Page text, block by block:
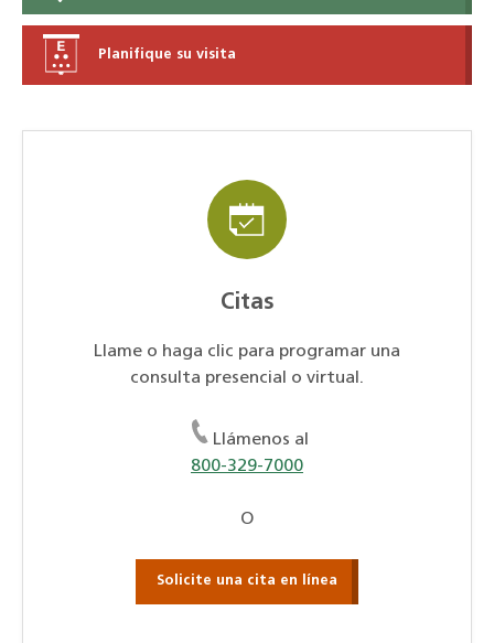
Planifique su visita
Citas
Llame o haga clic para programar una
consulta presencial o virtual.
Llámenos al
800-329-7000
O
Solicite una cita en línea